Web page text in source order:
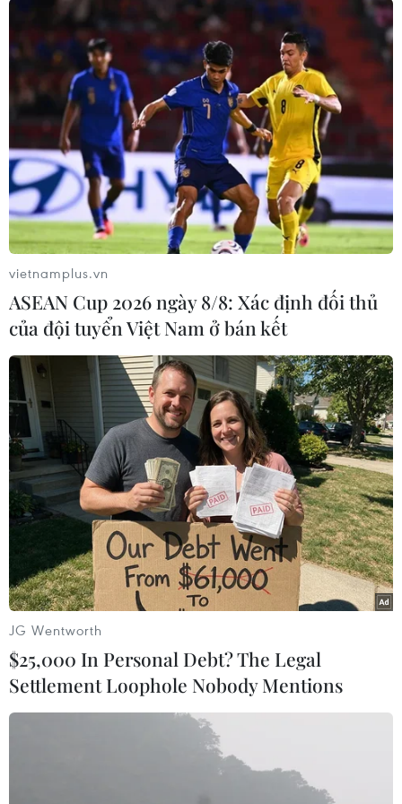
#Twitter
#Lưu trữ dữ liệu cá nhân
#Kéo chậm đường truyền
#Khiêu dâm
#Tự tử
Theo dõi VietnamPlus
TIN LIÊN QUAN
vietnamplus.vn
ASEAN Cup 2026 ngày 8/8: Xác định đối thủ
của đội tuyển Việt Nam ở bán kết
JG Wentworth
$25,000 In Personal Debt? The Legal
Settlement Loophole Nobody Mentions